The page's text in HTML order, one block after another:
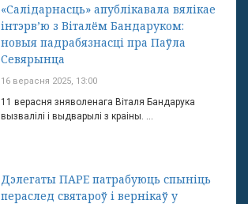
«Салідарнасць» апублікавала вялікае
інтэрв’ю з Віталём Бандаруком:
новыя падрабязнасці пра Паўла
Севярынца
16 верасня 2025, 13:00
11 верасня зняволенага Віталя Бандарука
вызвалілі і выдварылі з краіны. ...
Дэлегаты ПАРЕ патрабуюць спыніць
пераслед святароў і вернікаў у